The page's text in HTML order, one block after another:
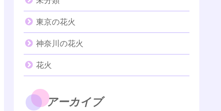
東京の花火
神奈川の花火
花火
アーカイブ